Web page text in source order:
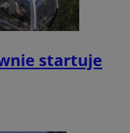
startuje